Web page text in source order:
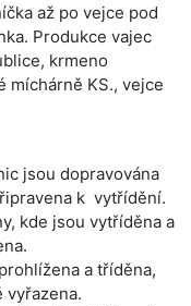
až po vejce pod
Produkce vajec
krmeno
míchárně KS., vejce
jsou dopravována
k vytřídění.
kde jsou vytříděna a
a tříděna,
vyřazena.